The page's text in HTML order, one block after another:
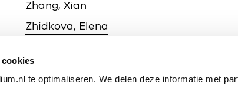
te optimaliseren. We delen deze informatie met
Zhang, Xian
Zhidkova, Elena